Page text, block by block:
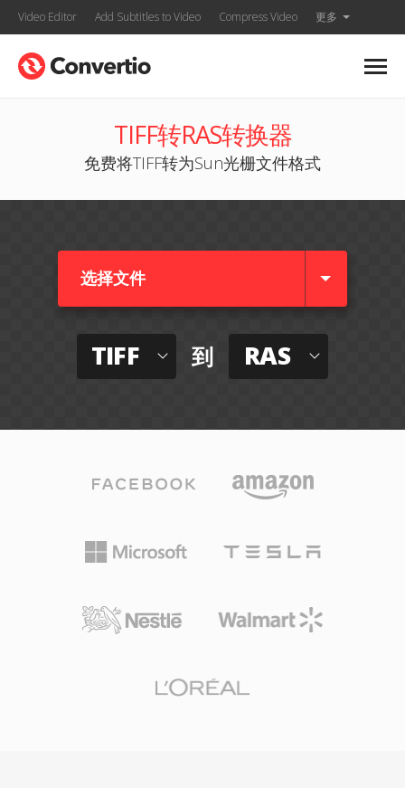
Video Editor Add Subtitles to Video Compress Video 更多
TIFF转RAS转换器
免费将TIFF转为Sun光栅文件格式
选择文件
TIFF 到 RAS